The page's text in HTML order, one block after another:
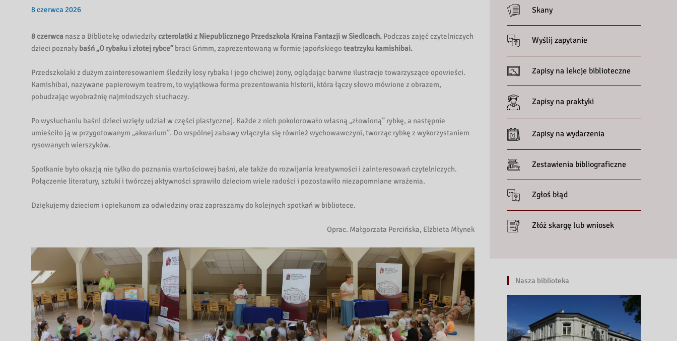
8 czerwca 2026
8 czerwca nasz a Bibliotekę odwiedziłyczterolatki z Niepublicznego Przedszkola Kraina Fantazji w Siedlcach. Podczas zajęć czytelniczych
dzieci poznały baśń „O rybaku i złotej rybce” braci Grimm, zaprezentowaną w formie japońskiego teatrzyku kamishibai.
Przedszkolaki z dużym zainteresowaniem śledziły losy rybaka i jego chciwej żony, oglądając barwne ilustracje towarzyszące opowieści.
Kamishibai, nazywane papierowym teatrem, to wyjątkowa forma prezentowania historii, która łączy słowo mówione z obrazem,
pobudzając wyobraźnię najmłodszych słuchaczy.
Po wysłuchaniu baśni dzieci wzięły udział w części plastycznej. Każde z nich pokolorowało własną „złowioną” rybkę, a następnie
umieściło ją w przygotowanym „akwarium”. Do wspólnej zabawy włączyła się również wychowawczyni, tworząc rybkę z wykorzystaniem
rysowanych wierszyków.
Spotkanie było okazją nie tylko do poznania wartościowej baśni, ale także do rozwijania kreatywności i zainteresowań czytelniczych.
Połączenie literatury, sztuki i twórczej aktywności sprawiło dzieciom wiele radości i pozostawiło niezapomniane wrażenia.
Dziękujemy dzieciom i opiekunom za odwiedziny oraz zapraszamy do kolejnych spotkań w bibliotece.
Oprac. Małgorzata Percińska, Elżbieta Młynek
Skany
Wyślij zapytanie
Zapisy na lekcje biblioteczne
Zapisy na praktyki
Zapisy na wydarzenia
Zestawienia bibliograficzne
Zgłoś błąd
Złóż skargę lub wniosek
Nasza biblioteka